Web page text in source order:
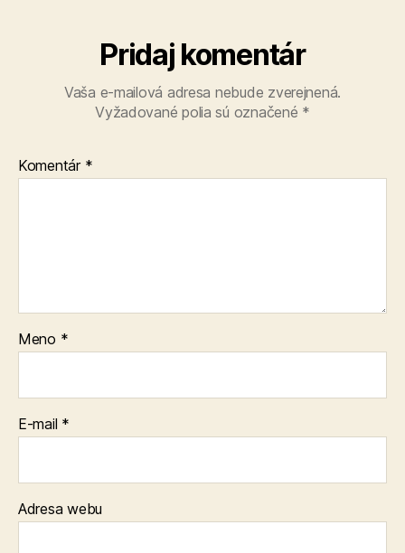
Pridaj komentár
Vaša e-mailová adresa nebude zverejnená.
Vyžadované polia sú označené *
Komentár *
Meno *
E-mail *
Adresa webu